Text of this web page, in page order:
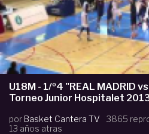
U18M - 1/º4 "REAL MADRID
por Basket Cantera TV
3865
13 años atras